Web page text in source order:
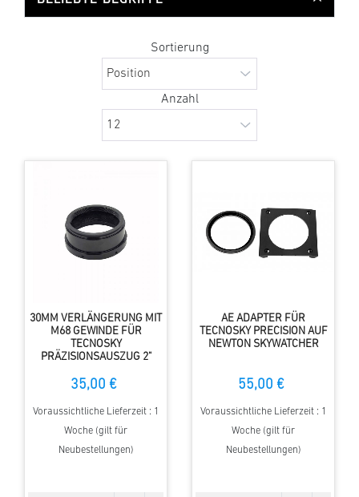
Sortierung
Anzahl
30MM VERLÄNGERUNG MIT
M68 GEWINDE FÜR
TECNOSKY
PRÄZISIONSAUSZUG 2"
35,00 €
Voraussichtliche Lieferzeit : 1
Woche (gilt für
Neubestellungen)
AE ADAPTER FÜR
TECNOSKY PRECISION AUF
NEWTON SKYWATCHER
55,00 €
Voraussichtliche Lieferzeit : 1
Woche (gilt für
Neubestellungen)